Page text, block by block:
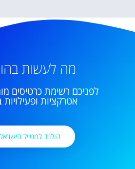
מה לעשות
לפניכם רשימת כרטיסים
אטרקציות
הולנד למטייל